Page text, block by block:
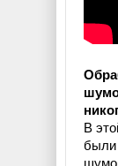
В
были